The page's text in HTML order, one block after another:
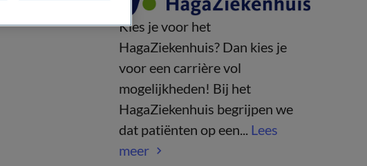
Kies je voor het
HagaZiekenhuis? Dan kies je
voor een carrière vol
mogelijkheden! Bij het
HagaZiekenhuis begrijpen we
dat patiënten op een... Lees
meer